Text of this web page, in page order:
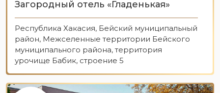
Загородный отель «Гладенькая»
Республика Хакасия, Бейский муниципальный
район, Межселенные территории Бейского
муниципального района, территория
урочище Бабик, строение 5